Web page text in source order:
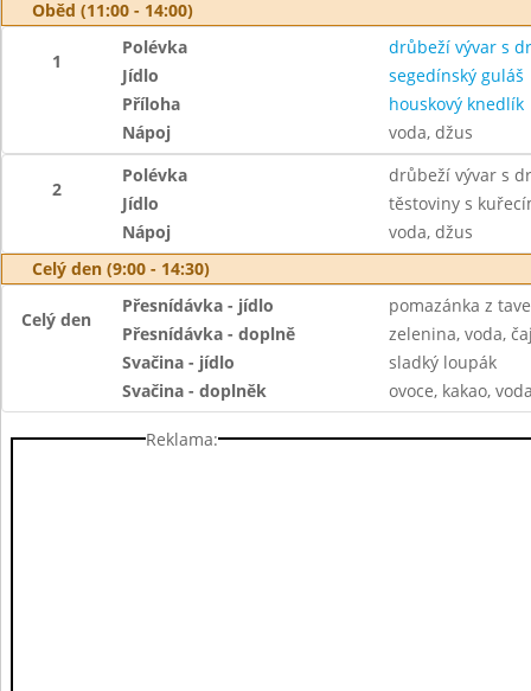
Oběd (11:00 - 14:00)
1
Polévka
drůbeží vývar s
Jídlo
segedínský guláš
Příloha
houskový knedlík
Nápoj
voda, džus
2
Polévka
drůbeží vývar s
Jídlo
těstoviny s
Nápoj
voda, džus
Celý den (9:00 - 14:30)
Celý den
Přesnídávka - jídlo
pomazánka z
Přesnídávka - doplně
zelenina, voda,
Svačina - jídlo
sladký loupák
Svačina - doplněk
ovoce, kakao,
Reklama: